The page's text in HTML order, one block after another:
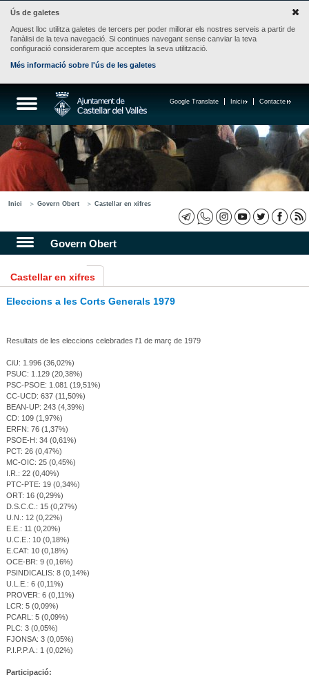
Ús de galetes
Aquest lloc utilitza galetes de tercers per poder millorar els nostres serveis a partir de
l'anàlisi de la teva navegació. Si continues navegant sense canviar la teva
configuració considerarem que acceptes la seva utilització.
Més informació sobre l'ús de les galetes
Contacte
Inici
Google Translate
Inici Govern Obert Castellar en xifres
Govern Obert
Castellar en xifres
Eleccions a les Corts Generals 1979
Resultats de les eleccions celebrades l'1 de març de 1979
CiU: 1.996 (36,02%)
PSUC: 1.129 (20,38%)
PSC-PSOE: 1.081 (19,51%)
CC-UCD: 637 (11,50%)
BEAN-UP: 243 (4,39%)
CD: 109 (1,97%)
ERFN: 76 (1,37%)
PSOE-H: 34 (0,61%)
PCT: 26 (0,47%)
MC-OIC: 25 (0,45%)
I.R.: 22 (0,40%)
PTC-PTE: 19 (0,34%)
ORT: 16 (0,29%)
D.S.C.C.: 15 (0,27%)
U.N.: 12 (0,22%)
E.E.: 11 (0,20%)
U.C.E.: 10 (0,18%)
E.CAT: 10 (0,18%)
OCE-BR: 9 (0,16%)
PSINDICALIS: 8 (0,14%)
U.L.E.: 6 (0,11%)
PROVER: 6 (0,11%)
LCR: 5 (0,09%)
PCARL: 5 (0,09%)
PLC: 3 (0,05%)
FJONSA: 3 (0,05%)
P.I.P.P.A.: 1 (0,02%)
Participació: